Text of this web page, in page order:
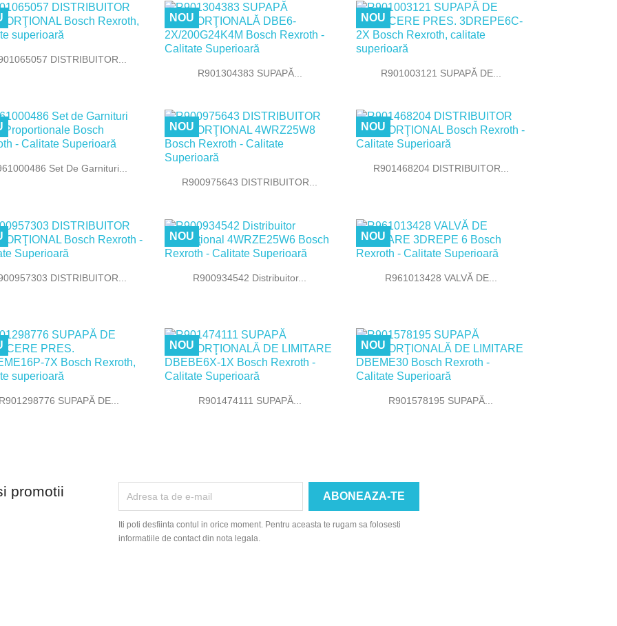
 Vizualizare rapida
DISTRIBUITOR...
 Vizualizare rapida
R901304383 SUPAPĂ...
NOU
 Vizualizare rapida
R901003121 SUPAPĂ DE...
NOU
 Vizualizare rapida
Set De Garnituri...
 Vizualizare rapida
R900975643 DISTRIBUITOR...
NOU
 Vizualizare rapida
R901468204 DISTRIBUITOR...
NOU
 Vizualizare rapida
DISTRIBUITOR...  Vizualizare rapida
R900934542 Distribuitor...
NOU
 Vizualizare rapida
R961013428 VALVĂ DE...
NOU
 Vizualizare rapida
R901298776 SUPAPĂ DE...  Vizualizare rapida
R901474111 SUPAPĂ...
NOU
 Vizualizare rapida
R901578195 SUPAPĂ...
NOU
promotii
Iti poti desfiinta contul in orice moment. Pentru aceasta te rugam sa folosesti
informatiile de contact din nota legala.